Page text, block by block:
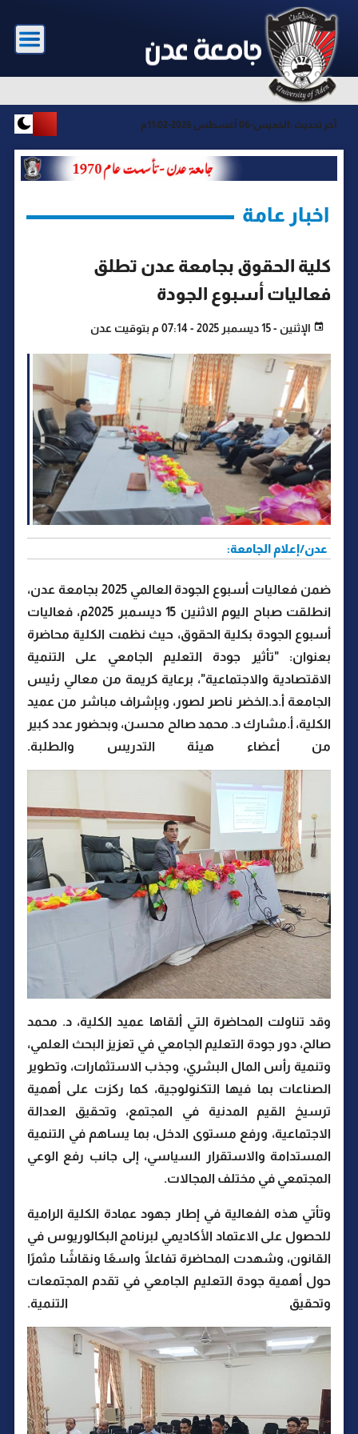
آخر تحديث : الخميس-06 أغسطس 2026-11:02م
اخبار عامة
كلية الحقوق بجامعة عدن تطلق
فعاليات أسبوع الجودة
الإثنين - 15 ديسمبر 2025 - 07:14 م بتوقيت عدن
عدن/إعلام الجامعة:
ضمن فعاليات أسبوع الجودة العالمي 2025 بجامعة عدن،
انطلقت صباح اليوم الاثنين 15 ديسمبر 2025م، فعاليات
أسبوع الجودة بكلية الحقوق، حيث نظمت الكلية محاضرة
بعنوان: "تأثير جودة التعليم الجامعي على التنمية
الاقتصادية والاجتماعية"، برعاية كريمة من معالي رئيس
الجامعة أ.د.الخضر ناصر لصور، وبإشراف مباشر من عميد
الكلية، أ.مشارك د. محمد صالح محسن، وبحضور عدد كبير
من أعضاء هيئة التدريس والطلبة.
وقد تناولت المحاضرة التي ألقاها عميد الكلية، د. محمد
صالح، دور جودة التعليم الجامعي في تعزيز البحث العلمي،
وتنمية رأس المال البشري، وجذب الاستثمارات، وتطوير
الصناعات بما فيها التكنولوجية، كما ركزت على أهمية
ترسيخ القيم المدنية في المجتمع، وتحقيق العدالة
الاجتماعية، ورفع مستوى الدخل، بما يساهم في التنمية
المستدامة والاستقرار السياسي، إلى جانب رفع الوعي
المجتمعي في مختلف المجالات.
وتأتي هذه الفعالية في إطار جهود عمادة الكلية الرامية
للحصول على الاعتماد الأكاديمي لبرنامج البكالوريوس في
القانون، وشهدت المحاضرة تفاعلًا واسعًا ونقاشًا مثمرًا
حول أهمية جودة التعليم الجامعي في تقدم المجتمعات
وتحقيق التنمية.